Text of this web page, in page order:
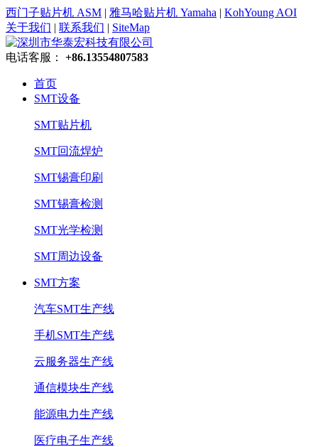
西门子贴片机 ASM | 雅马哈贴片机 Yamaha | KohYoung AOI
关于我们 | 联系我们 | SiteMap
电话客服： +86.13554807583
首页
SMT设备
SMT贴片机
SMT回流焊炉
SMT锡膏印刷
SMT锡膏检测
SMT光学检测
SMT周边设备
SMT方案
汽车SMT生产线
手机SMT生产线
云服务器生产线
通信模块生产线
能源电力生产线
医疗电子生产线